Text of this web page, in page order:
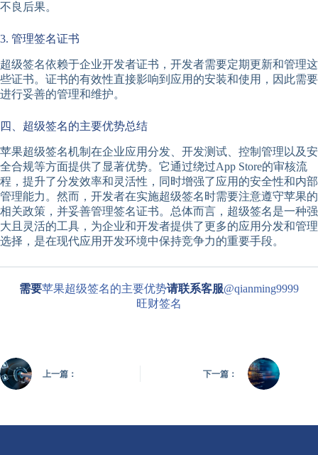
不良后果。
3. 管理签名证书
超级签名依赖于企业开发者证书，开发者需要定期更新和管理这
些证书。证书的有效性直接影响到应用的安装和使用，因此需要
进行妥善的管理和维护。
四、超级签名的主要优势总结
苹果超级签名机制在企业应用分发、开发测试、控制管理以及安
全合规等方面提供了显著优势。它通过绕过App Store的审核流
程，提升了分发效率和灵活性，同时增强了应用的安全性和内部
管理能力。然而，开发者在实施超级签名时需要注意遵守苹果的
相关政策，并妥善管理签名证书。总体而言，超级签名是一种强
大且灵活的工具，为企业和开发者提供了更多的应用分发和管理
选择，是在现代应用开发环境中保持竞争力的重要手段。
需要苹果超级签名的主要优势请联系客服@qianming9999
旺财签名
上一篇： 下一篇：